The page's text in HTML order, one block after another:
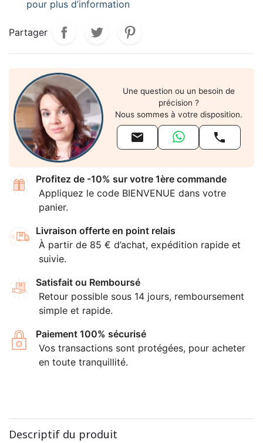
pour plus d’information
Partager
Une question ou un besoin de
précision ?
Nous sommes à votre disposition.
 
Profitez de -10% sur votre 1ère commande
Appliquez le code BIENVENUE dans votre
panier.
Livraison offerte en point relais
À partir de 85 € d’achat, expédition rapide et
suivie.
Satisfait ou Remboursé
Retour possible sous 14 jours, remboursement
simple et rapide.
Paiement 100% sécurisé
Vos transactions sont protégées, pour acheter
en toute tranquillité.
Descriptif du produit